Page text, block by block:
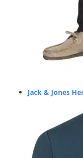
Jack & Jones